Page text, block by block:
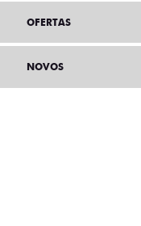
OFERTAS
NOVOS